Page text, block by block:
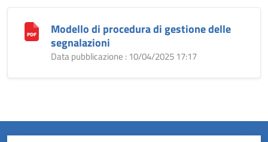
Modello di procedura di gestione delle
segnalazioni
Data pubblicazione : 10/04/2025 17:17